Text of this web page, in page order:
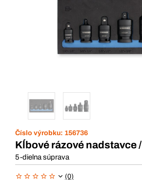
Číslo výrobku: 156736
Kĺbové rázové nadstavce
5-dielna súprava
(0)